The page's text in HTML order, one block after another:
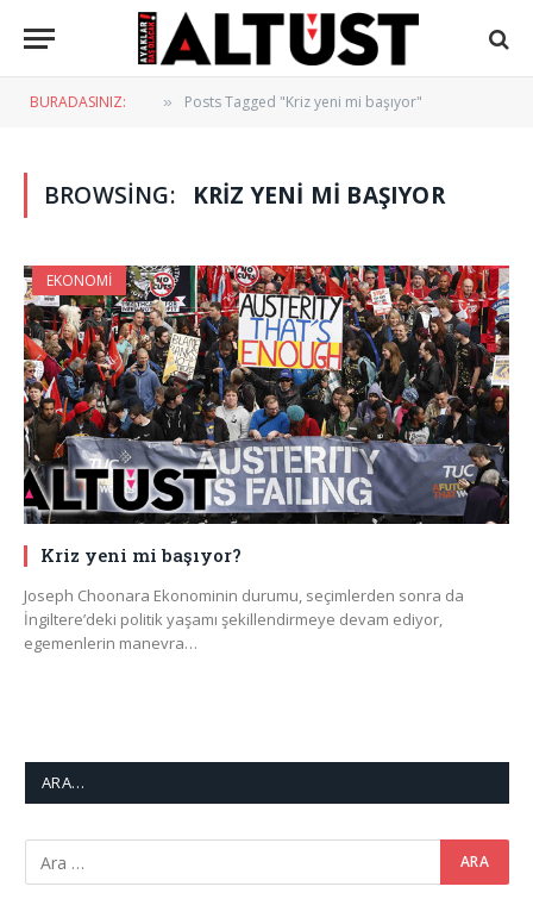
BURADASINIZ: » Posts Tagged "Kriz yeni mi başıyor"
BROWSING: KRIZ YENI MI BAŞIYOR
EKONOMI
Kriz yeni mi başıyor?
Joseph Choonara Ekonominin durumu, seçimlerden sonra da
İngiltere’deki politik yaşamı şekillendirmeye devam ediyor,
egemenlerin manevra…
ARA…